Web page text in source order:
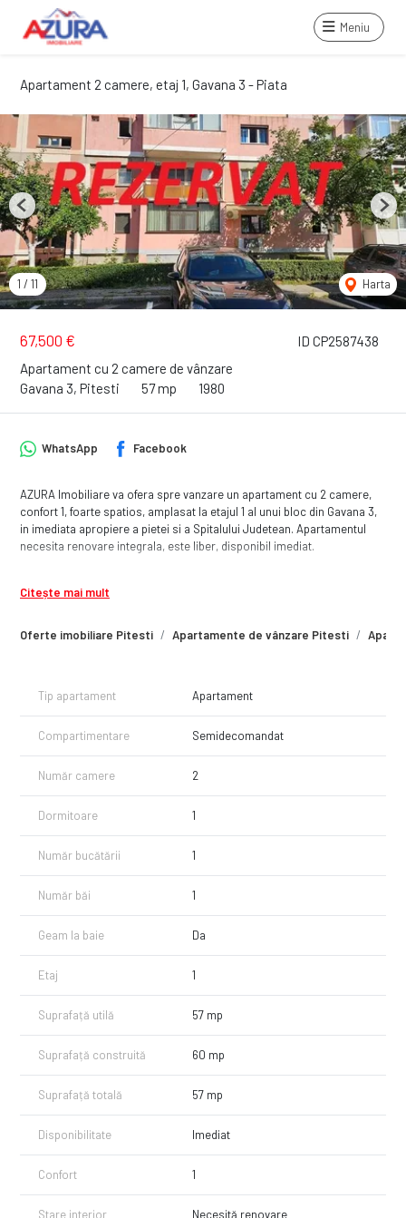
Meniu
Apartament 2 camere, etaj 1, Gavana 3 - Piata
ID CP2587438
67,500 €
Apartament cu 2 camere de vânzare
Gavana 3, Pitesti
57 mp 1980
1 / 11 Harta
Previous Next
Oferte imobiliare Pitesti Apartamente de vânzare Pitesti
WhatsApp Facebook
AZURA Imobiliare va ofera spre vanzare un apartament cu 2 camere,
confort 1, foarte spatios, amplasat la etajul 1 al unui bloc din Gavana 3,
in imediata apropiere a pietei si a Spitalului Judetean. Apartamentul
necesita renovare integrala, este liber, disponibil imediat.
Citește mai mult
Tip apartament Apartament
Compartimentare Semidecomandat
Număr camere 2
Dormitoare 1
Număr bucătării 1
Număr băi 1
Geam la baie Da
Etaj 1
Suprafață utilă 57 mp
Suprafață construită 60 mp
Suprafață totală 57 mp
Disponibilitate Imediat
Confort 1
Stare interior Necesită renovare